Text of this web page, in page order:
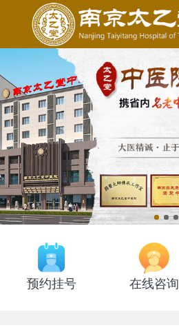
预约挂号 在线咨询